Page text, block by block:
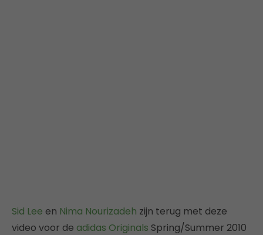
Sid Lee en Nima Nourizadeh zijn terug met deze
video voor de adidas Originals Spring/Summer 2010